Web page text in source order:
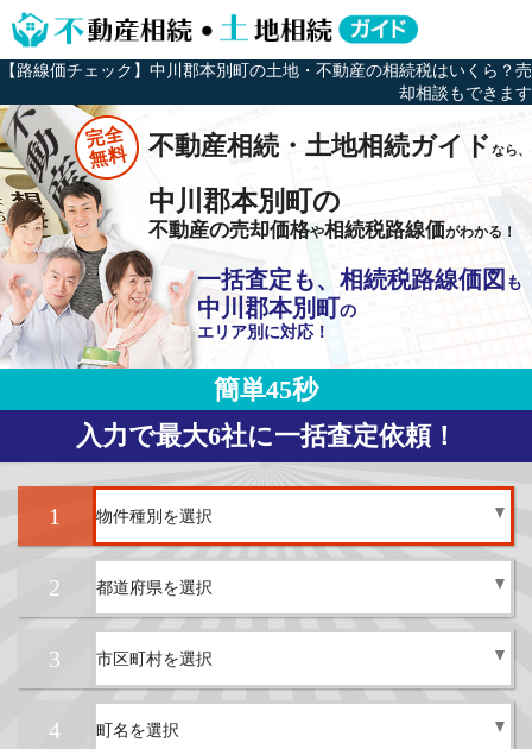
【路線価チェック】中川郡本別町の土地・不動産の相続税はいくら？売
却相談もできます
完全
無料 不動産相続・土地相続ガイドなら、
中川郡本別町の
不動産の売却価格や相続税路線価がわかる！
一括査定も、相続税路線価図 も
中川郡本別町の
エリア別に対応！
簡単45秒
入力で最大6社に一括査定依頼！
1
2
3
4